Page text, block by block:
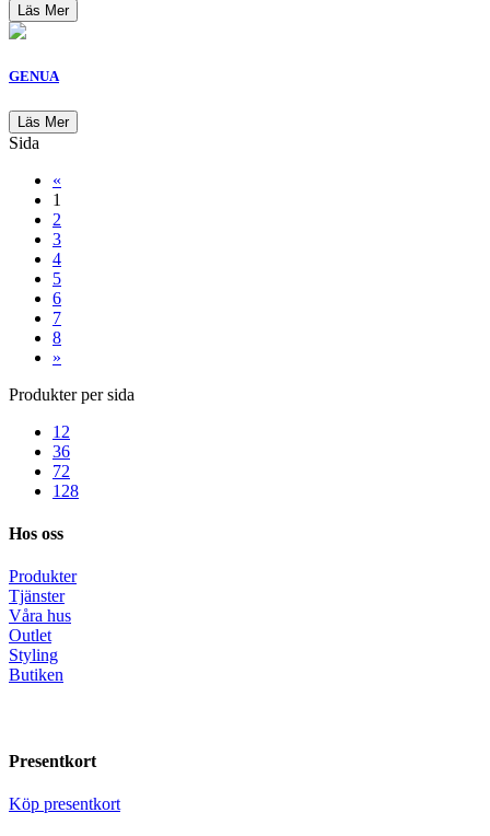
Läs Mer
GENUA
Läs Mer
Sida
«
1
2
3
4
5
6
7
8
»
Produkter per sida
12
36
72
128
Hos oss
Produkter
Tjänster
Våra hus
Outlet
Styling
Butiken
Presentkort
Köp presentkort